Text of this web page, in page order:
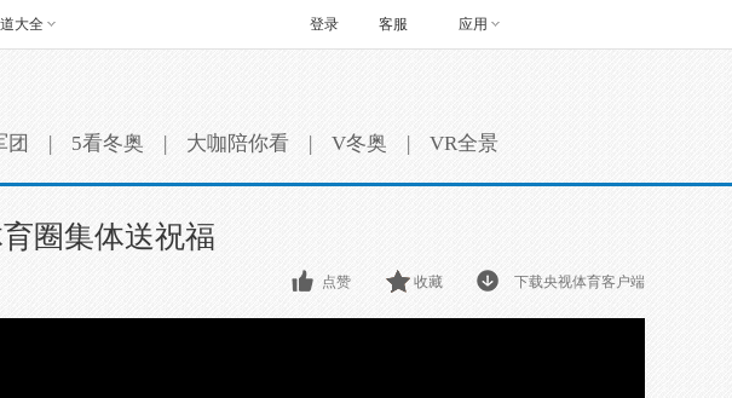
大全 客服 应用
登录
团 | 5看冬奥 | 大咖陪你看 | V冬奥 | VR全景
圈集体送祝福
下载央视体育客户端
收藏
点赞